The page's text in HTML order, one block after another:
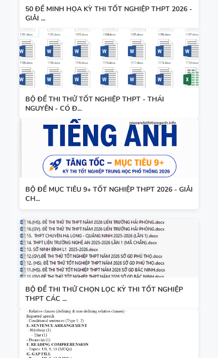
50 ĐỀ MINH HỌA KỲ THI TỐT NGHIỆP THPT 2026 -
GIẢI ...
BỘ ĐỀ THI THỬ TỐT NGHIỆP THPT - THÁI
NGUYÊN - CÓ Đ...
BỘ ĐỀ MỤC TIÊU 9+ TỐT NGHIỆP THPT 2026 - GIẢI
CH...
BỘ ĐỀ THI THỬ CHỌN LỌC KỲ THI TỐT NGHIỆP
THPT CÁC ...